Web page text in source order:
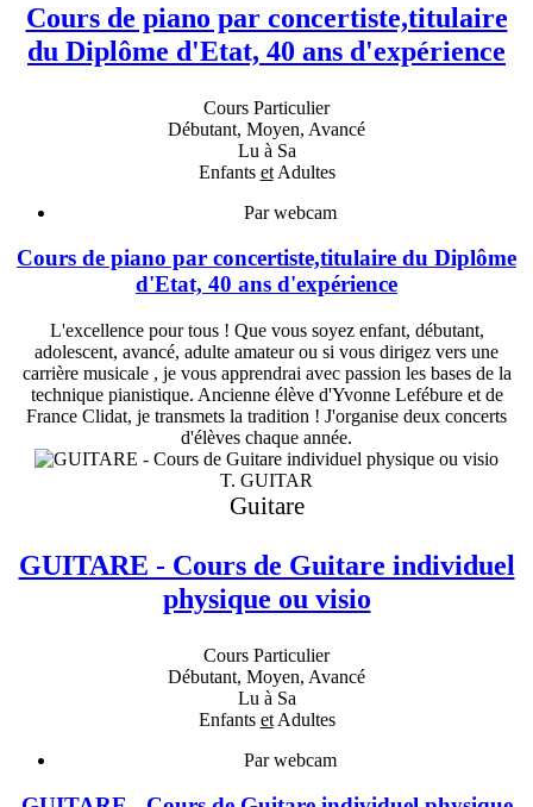
Cours de piano par concertiste,titulaire
du Diplôme d'Etat, 40 ans d'expérience
Cours Particulier
Débutant, Moyen, Avancé
Lu à Sa
Enfants etAdultes
Par webcam
Cours de piano par concertiste,titulaire du Diplôme
d'Etat, 40 ans d'expérience
L'excellence pour tous ! Que vous soyez enfant, débutant,
adolescent, avancé, adulte amateur ou si vous dirigez vers une
carrière musicale , je vous apprendrai avec passion les bases de la
technique pianistique. Ancienne élève d'Yvonne Lefébure et de
France Clidat, je transmets la tradition ! J'organise deux concerts
d'élèves chaque année.
T. GUITAR
Guitare
GUITARE - Cours de Guitare individuel
physique ou visio
Cours Particulier
Débutant, Moyen, Avancé
Lu à Sa
Enfants etAdultes
Par webcam